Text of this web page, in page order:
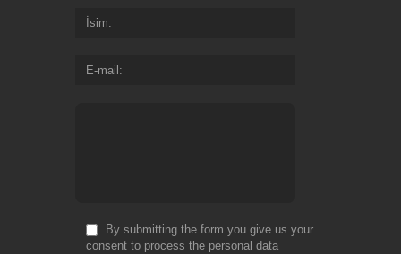
İsim
E-mail
By submitting the form you give us your
consent to process the personal data